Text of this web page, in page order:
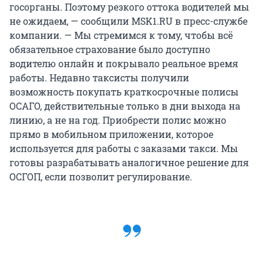
госорганы. Поэтому резкого оттока водителей мы
не ожидаем, — сообщили MSK1.RU в пресс-службе
компании. — Мы стремимся к тому, чтобы всё
обязательное страхование было доступно
водителю онлайн и покрывало реальное время
работы. Недавно таксисты получили
возможность покупать краткосрочные полисы
ОСАГО, действительные только в дни выхода на
линию, а не на год. Приобрести полис можно
прямо в мобильном приложении, которое
используется для работы с заказами такси. Мы
готовы разрабатывать аналогичное решение для
ОСГОП, если позволит регулирование.